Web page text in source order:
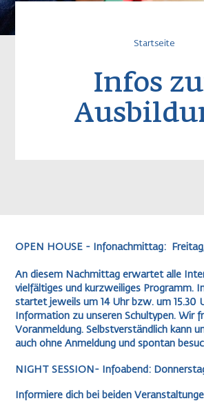
Startseite
Infos
OPEN HOUSE - Infonachmittag: Freitag,
An diesem Nachmittag erwartet alle
vielfältiges und kurzweiliges Programm.
startet jeweils um 14 Uhr bzw. um 15.30
Information zu unseren Schultypen. Wir
Voranmeldung. Selbstverständlich kann
auch ohne Anmeldung und spontan
NIGHT SESSION- Infoabend:
Informiere dich bei beiden